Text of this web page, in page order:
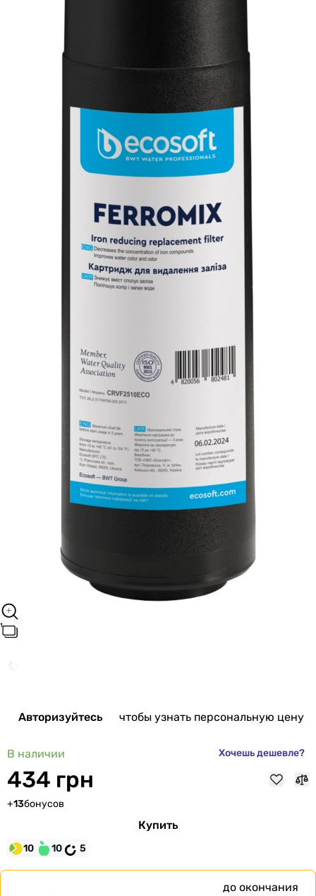
Авторизуйтесь чтобы узнать персональную цену
В наличии Хочешь дешевле?
434 грн
+13бонусов
Купить
10 10 5
до окончания